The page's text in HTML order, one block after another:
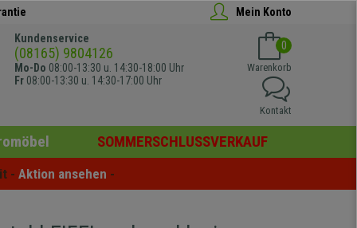
Mein Konto
Kundenservice
(08165) 9804126
Mo-Do 08:00-13:30 u. 14:30-18:00 Uhr
Fr 08:00-13:30 u. 14:30-17:00 Uhr
0
Warenkorb
Kontakt
SOMMERSCHLUSSVERKAUF
- Aktion ansehen -